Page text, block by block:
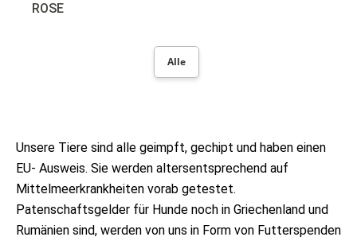
ROSE
Alle
Unsere Tiere sind alle geimpft, gechipt und haben einen
EU- Ausweis. Sie werden altersentsprechend auf
Mittelmeerkrankheiten vorab getestet.
Patenschaftsgelder für Hunde noch in Griechenland und
Rumänien sind, werden von uns in Form von Futterspenden